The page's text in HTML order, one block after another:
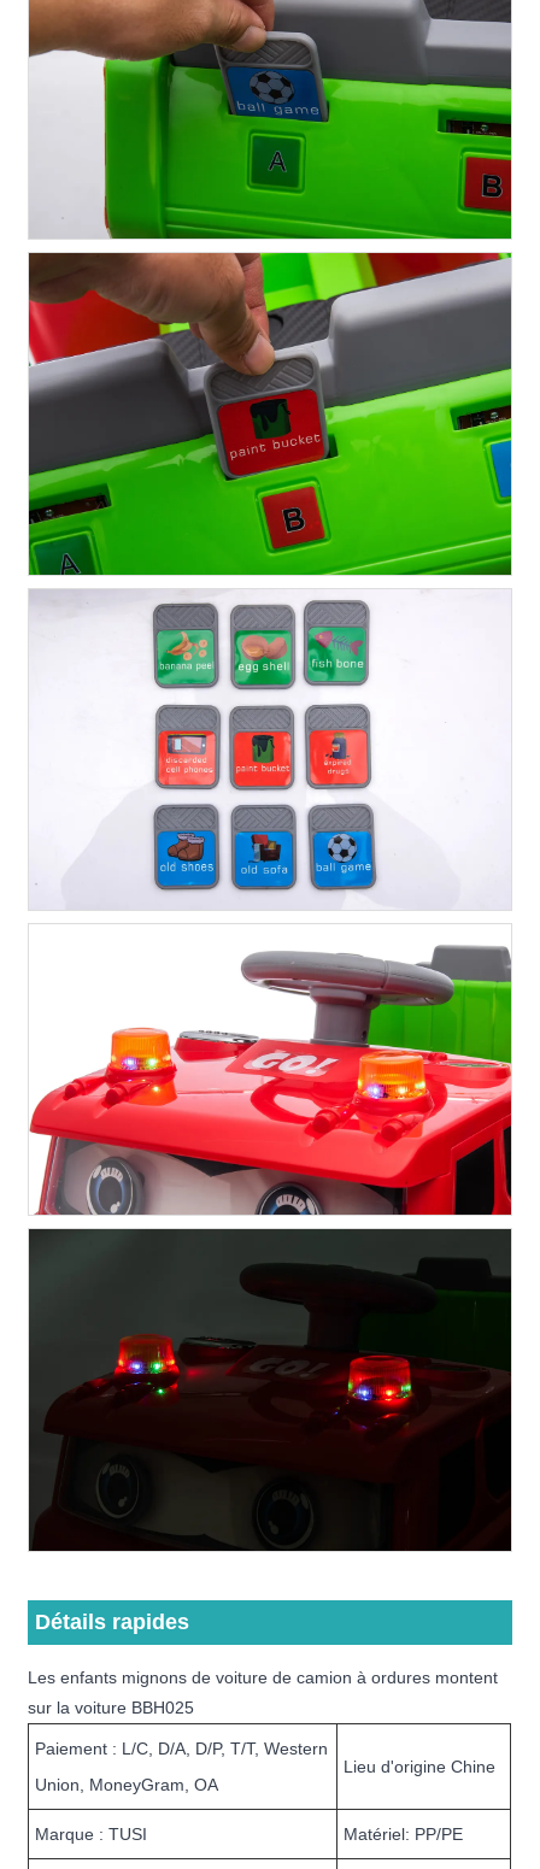
Détails rapides
Les enfants mignons de voiture de camion à ordures montent
sur la voiture BBH025
Paiement : L/C, D/A, D/P, T/T, Western
Union, MoneyGram, OA
Lieu d'origine Chine
Marque : TUSI Matériel: PP/PE